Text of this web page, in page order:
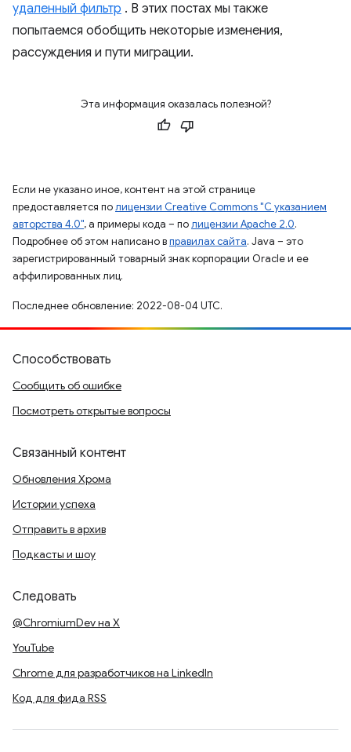
удаленный фильтр . В этих постах мы также
попытаемся обобщить некоторые изменения,
рассуждения и пути миграции.
Эта информация оказалась полезной?
Если не указано иное, контент на этой странице
предоставляется полицензии Creative Commons "С указанием
авторства 4.0", а примеры кода – полицензии Apache 2.0.
Подробнее об этом написано вправилах сайта. Java – это
зарегистрированный товарный знак корпорации Oracle и ее
аффилированных лиц.
Последнее обновление: 2022-08-04 UTC.
Способствовать
Сообщить об ошибке
Посмотреть открытые вопросы
Связанный контент
Обновления Хрома
Истории успеха
Отправить в архив
Подкасты и шоу
Следовать
@ChromiumDev на X
YouTube
Chrome для разработчиков на LinkedIn
Код для фида RSS